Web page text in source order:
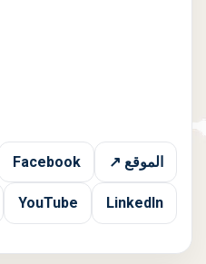
الموقع ↗ Facebook
LinkedIn
YouTube